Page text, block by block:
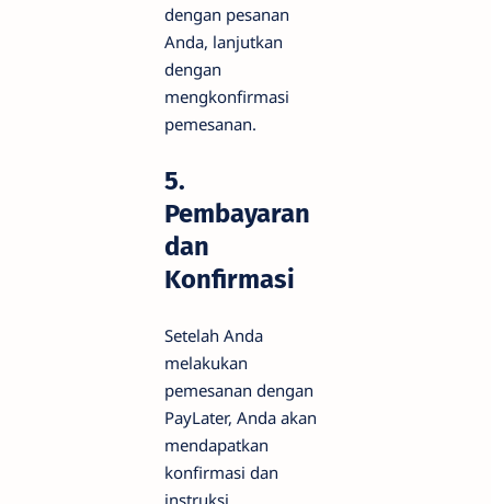
dengan pesanan
Anda, lanjutkan
dengan
mengkonfirmasi
pemesanan.
5.
Pembayaran
dan
Konfirmasi
Setelah Anda
melakukan
pemesanan dengan
PayLater, Anda akan
mendapatkan
konfirmasi dan
instruksi